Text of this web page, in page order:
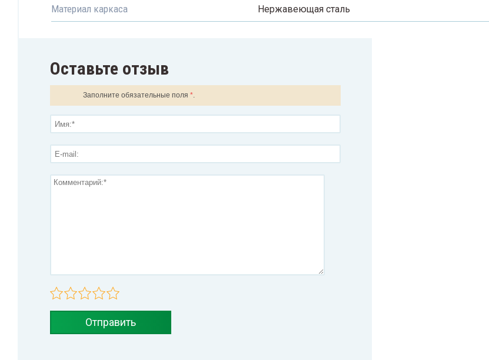
Материал каркаса Нержавеющая сталь
Оставьте отзыв
Заполните обязательные поля *.
Отправить